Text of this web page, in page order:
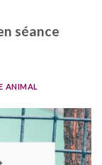
séance
ANIMAL